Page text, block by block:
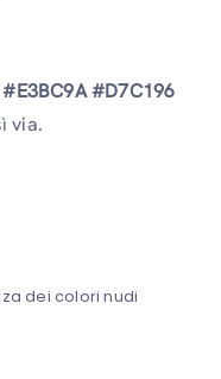
#D7C196
via.
dei colori nudi